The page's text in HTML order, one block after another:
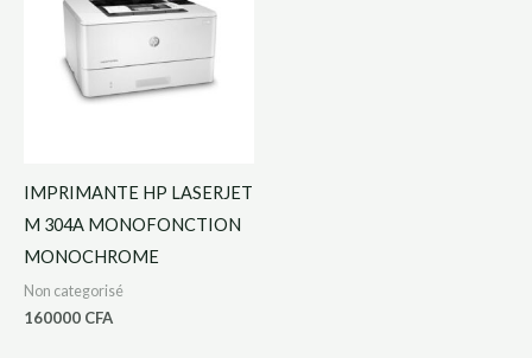
IMPRIMANTE HP LASERJET
M 304A MONOFONCTION
MONOCHROME
Non categorisé
160000 CFA